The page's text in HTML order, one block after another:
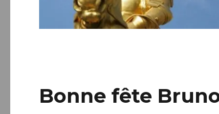
Bonne fête